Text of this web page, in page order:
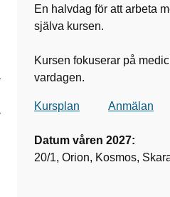
En halvdag för att arbeta
själva kursen.
Kursen fokuserar på
vardagen.
Kursplan Anmälan
Datum våren 2027:
20/1, Orion, Kosmos,